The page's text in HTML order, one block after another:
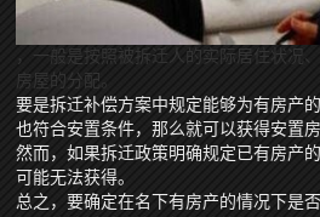
，一般是按照被拆迁人的实际居住状况
房屋的分配。
要是拆迁补偿方案中规定能够为有房产
也符合安置条件，那么就可以获得安置房
然而，如果拆迁政策明确规定已有房产
可能无法获得。
总之，要确定在名下有房产的情况下是